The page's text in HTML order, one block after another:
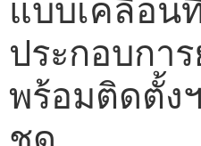
แบบเคลื่อน
ประกอบกา
พร้อมติดตั้ง